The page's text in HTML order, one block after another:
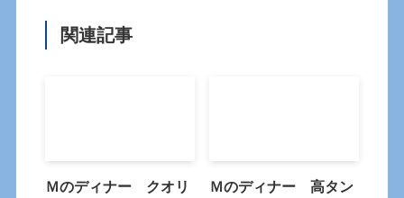
関連記事
Ｍのディナー クオリ
Ｍのディナー 高タン